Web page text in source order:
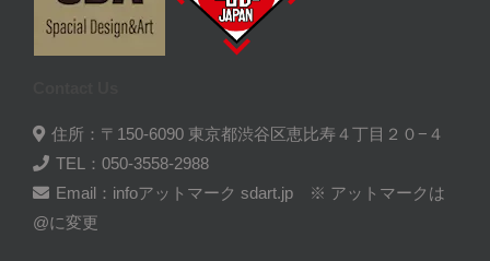
住所：〒150-6090 東京都渋谷区恵比寿４丁目２０−４
TEL：050-3558-2988
Email：infoアットマーク sdart.jp ※ アットマークは
@に変更